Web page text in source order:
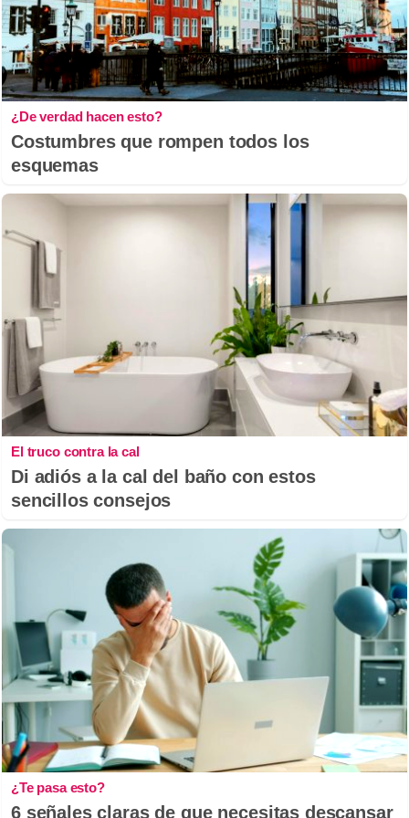
¿De verdad hacen esto?
Costumbres que rompen todos los
esquemas
El truco contra la cal
Di adiós a la cal del baño con estos
sencillos consejos
¿Te pasa esto?
6 señales claras de que necesitas descansar